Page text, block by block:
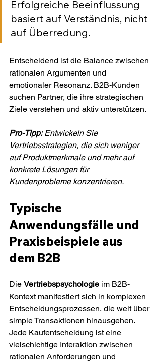
Erfolgreiche Beeinflussung
basiert auf Verständnis, nicht
auf Überredung.
Entscheidend ist die Balance zwischen
rationalen Argumenten und
emotionaler Resonanz. B2B-Kunden
suchen Partner, die ihre strategischen
Ziele verstehen und aktiv unterstützen.
Pro-Tipp: Entwickeln Sie
Vertriebsstrategien, die sich weniger
auf Produktmerkmale und mehr auf
konkrete Lösungen für
Kundenprobleme konzentrieren.
Typische
Anwendungsfälle und
Praxisbeispiele aus
dem B2B
Die Vertriebspsychologie im B2B-
Kontext manifestiert sich in komplexen
Entscheidungsprozessen, die weit über
simple Transaktionen hinausgehen.
Jede Kaufentscheidung ist eine
vielschichtige Interaktion zwischen
rationalen Anforderungen und